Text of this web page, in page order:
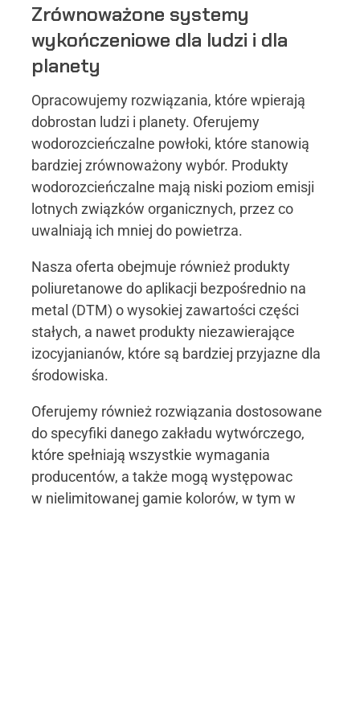
Zrównoważone systemy
wykończeniowe dla ludzi i dla
planety
Opracowujemy rozwiązania, które wpierają
dobrostan ludzi i planety. Oferujemy
wodorozcieńczalne powłoki, które stanowią
bardziej zrównoważony wybór. Produkty
wodorozcieńczalne mają niski poziom emisji
lotnych związków organicznych, przez co
uwalniają ich mniej do powietrza.
Nasza oferta obejmuje również produkty
poliuretanowe do aplikacji bezpośrednio na
metal (DTM) o wysokiej zawartości części
stałych, a nawet produkty niezawierające
izocyjanianów, które są bardziej przyjazne dla
środowiska.
Oferujemy również rozwiązania dostosowane
do specyfiki danego zakładu wytwórczego,
które spełniają wszystkie wymagania
producentów, a także mogą występowac
w nielimitowanej gamie kolorów, w tym w